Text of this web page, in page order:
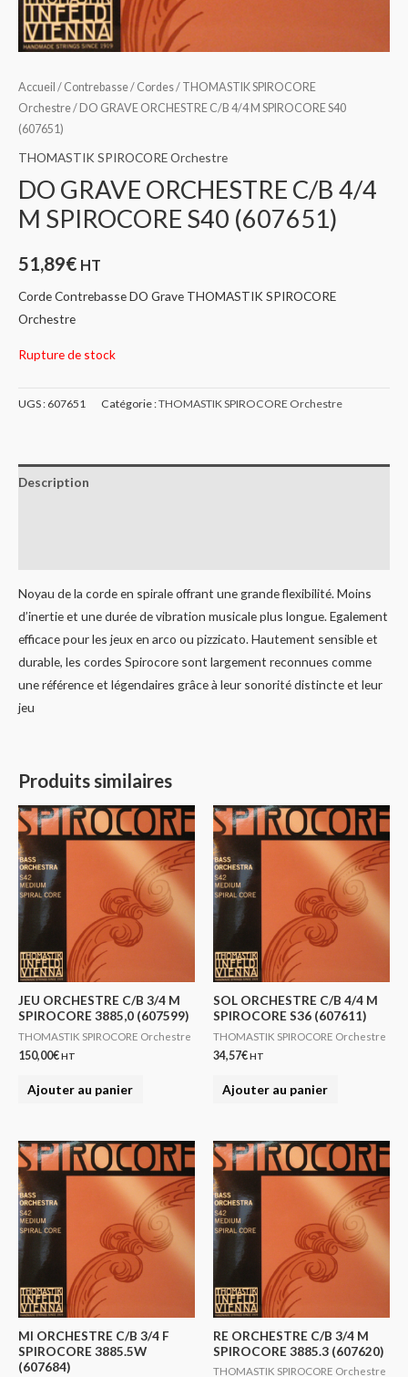
Accueil / Contrebasse/ Cordes/ THOMASTIK SPIROCORE
Orchestre/ DO GRAVE ORCHESTRE C/B 4/4 M SPIROCORE S40
(607651)
THOMASTIK SPIROCORE Orchestre
DO GRAVE ORCHESTRE C/B 4/4
M SPIROCORE S40 (607651)
51,89€ HT
Corde Contrebasse DO Grave THOMASTIK SPIROCORE
Orchestre
Rupture de stock
UGS : 607651 Catégorie :THOMASTIK SPIROCORE Orchestre
Description
Noyau de la corde en spirale offrant une grande flexibilité. Moins
d’inertie et une durée de vibration musicale plus longue. Egalement
efficace pour les jeux en arco ou pizzicato. Hautement sensible et
durable, les cordes Spirocore sont largement reconnues comme
une référence et légendaires grâce à leur sonorité distincte et leur
jeu
Produits similaires
JEU ORCHESTRE C/B 3/4 M
SPIROCORE 3885,0 (607599)
THOMASTIK SPIROCORE Orchestre
150,00€HT
Ajouter au panier
SOL ORCHESTRE C/B 4/4 M
SPIROCORE S36 (607611)
THOMASTIK SPIROCORE Orchestre
34,57€HT
Ajouter au panier
MI ORCHESTRE C/B 3/4 F
SPIROCORE 3885.5W
(607684)
RE ORCHESTRE C/B 3/4 M
SPIROCORE 3885.3 (607620)
THOMASTIK SPIROCORE Orchestre